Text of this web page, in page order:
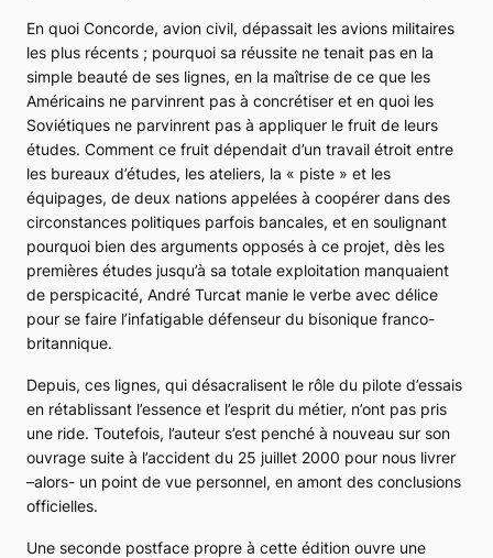
En quoi Concorde, avion civil, dépassait les avions militaires
les plus récents ; pourquoi sa réussite ne tenait pas en la
simple beauté de ses lignes, en la maîtrise de ce que les
Américains ne parvinrent pas à concrétiser et en quoi les
Soviétiques ne parvinrent pas à appliquer le fruit de leurs
études. Comment ce fruit dépendait d’un travail étroit entre
les bureaux d’études, les ateliers, la « piste » et les
équipages, de deux nations appelées à coopérer dans des
circonstances politiques parfois bancales, et en soulignant
pourquoi bien des arguments opposés à ce projet, dès les
premières études jusqu’à sa totale exploitation manquaient
de perspicacité, André Turcat manie le verbe avec délice
pour se faire l’infatigable défenseur du bisonique franco-
britannique.
Depuis, ces lignes, qui désacralisent le rôle du pilote d’essais
en rétablissant l’essence et l’esprit du métier, n’ont pas pris
une ride. Toutefois, l’auteur s’est penché à nouveau sur son
ouvrage suite à l’accident du 25 juillet 2000 pour nous livrer
–alors- un point de vue personnel, en amont des conclusions
officielles.
Une seconde postface propre à cette édition ouvre une